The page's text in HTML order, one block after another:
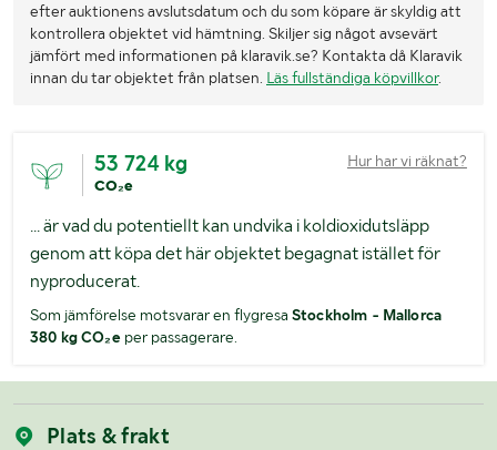
efter auktionens avslutsdatum och du som köpare är skyldig att
kontrollera objektet vid hämtning. Skiljer sig något avsevärt
jämfört med informationen på klaravik.se? Kontakta då Klaravik
innan du tar objektet från platsen. Läs fullständiga köpvillkor.
53 724 kg
CO₂e
Hur har vi räknat?
... är vad du potentiellt kan undvika i koldioxidutsläpp
genom att köpa det här objektet begagnat istället för
nyproducerat.
Som jämförelse motsvarar en flygresa Stockholm - Mallorca
380 kg CO₂eper passagerare.
Plats & frakt